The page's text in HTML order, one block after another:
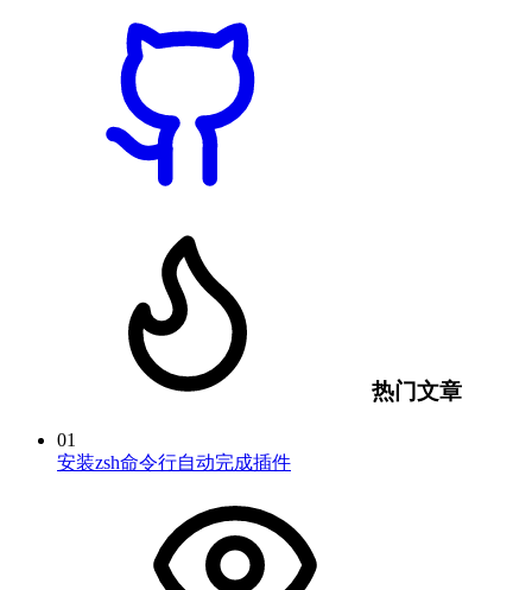
热门文章
01
安装zsh命令行自动完成插件